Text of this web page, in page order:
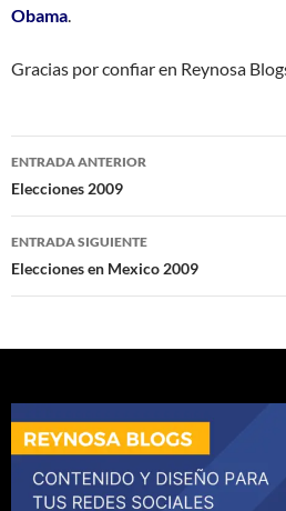
Obama.
Gracias por confiar en Reynosa
Navegación
de
entradas
ENTRADA ANTERIOR
Elecciones 2009
ENTRADA SIGUIENTE
Elecciones en Mexico 2009